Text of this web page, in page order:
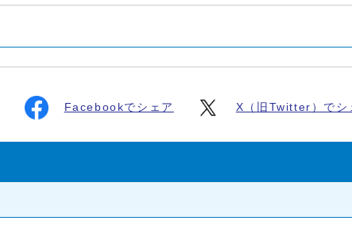
Facebookでシェア X（旧Twitter）でシ